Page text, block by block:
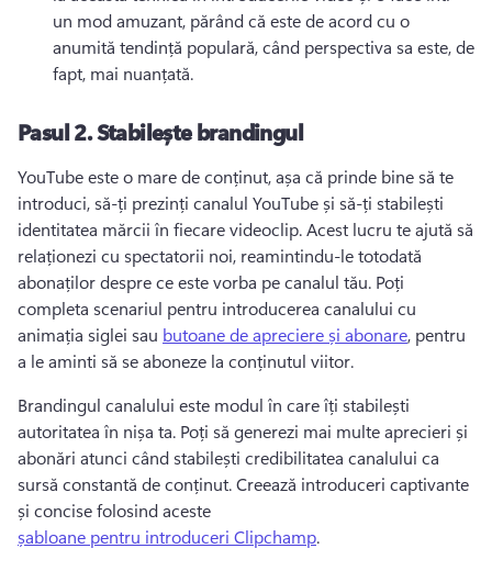
un mod amuzant, părând că este de acord cu o
anumită tendință populară, când perspectiva sa este, de
fapt, mai nuanțată.
Pasul 2.Stabilește brandingul
YouTube este o mare de conținut, așa că prinde bine să te
introduci, să-ți prezinți canalul YouTube și să-ți stabilești
identitatea mărcii în fiecare videoclip. Acest lucru te ajută să
relaționezi cu spectatorii noi, reamintindu-le totodată
abonaților despre ce este vorba pe canalul tău. Poți
completa scenariul pentru introducerea canalului cu
animația siglei sau butoane de apreciere și abonare, pentru
a le aminti să se aboneze la conținutul viitor.
Brandingul canalului este modul în care îți stabilești
autoritatea în nișa ta. Poți să generezi mai multe aprecieri și
abonări atunci când stabilești credibilitatea canalului ca
sursă constantă de conținut. Creează introduceri captivante
și concise folosind aceste
șabloane pentru introduceri Clipchamp.